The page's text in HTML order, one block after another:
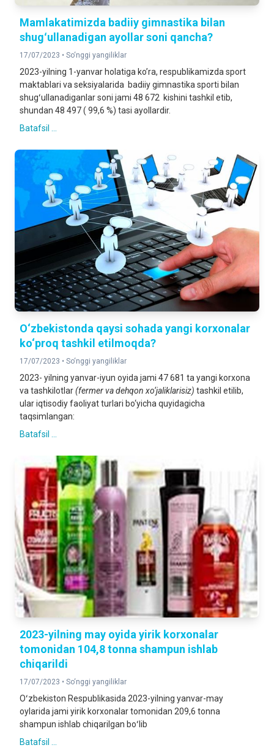
Mamlakatimizda badiiy gimnastika bilan
shugʻullanadigan ayollar soni qancha?
17/07/2023 • So‘nggi yangiliklar
2023-yilning 1-yanvar holatiga ko’ra, respublikamizda sport
maktablari va seksiyalarida badiiy gimnastika sporti bilan
shugʻullanadiganlar soni jami 48 672 kishini tashkil etib,
shundan 48 497 ( 99,6 %) tasi ayollardir.
Batafsil ...
O‘zbekistonda qaysi sohada yangi korxonalar
ko‘proq tashkil etilmoqda?
17/07/2023 • So‘nggi yangiliklar
2023- yilning yanvar-iyun oyida jami 47 681 ta yangi korxona
va tashkilotlar(fermer va dehqon xo‘jaliklarisiz) tashkil etilib,
ular iqtisodiy faoliyat turlari bo‘yicha quyidagicha
taqsimlangan:
Batafsil ...
2023-yilning may oyida yirik korxonalar
tomonidan 104,8 tonna shampun ishlab
chiqarildi
17/07/2023 • So‘nggi yangiliklar
Oʻzbekiston Respublikasida 2023-yilning yanvar-may
oylarida jami yirik korxonalar tomonidan 209,6 tonna
shampun ishlab chiqarilgan boʻlib
Batafsil ...